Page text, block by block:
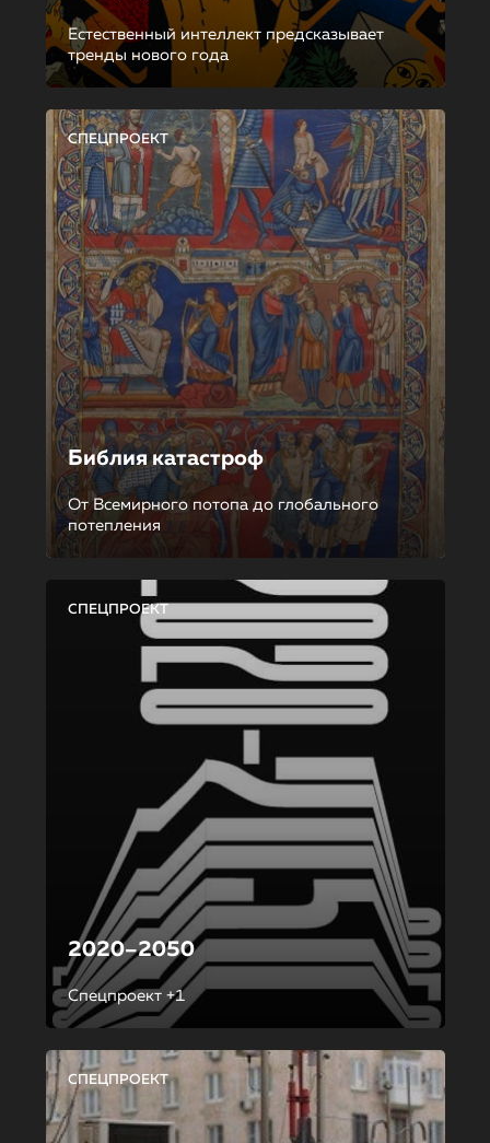
Естественный интеллект предсказывает
тренды нового года
СПЕЦПРОЕКТ
Библия катастроф
От Всемирного потопа до глобального
потепления
СПЕЦПРОЕКТ
2020–2050
Спецпроект +1
СПЕЦПРОЕКТ